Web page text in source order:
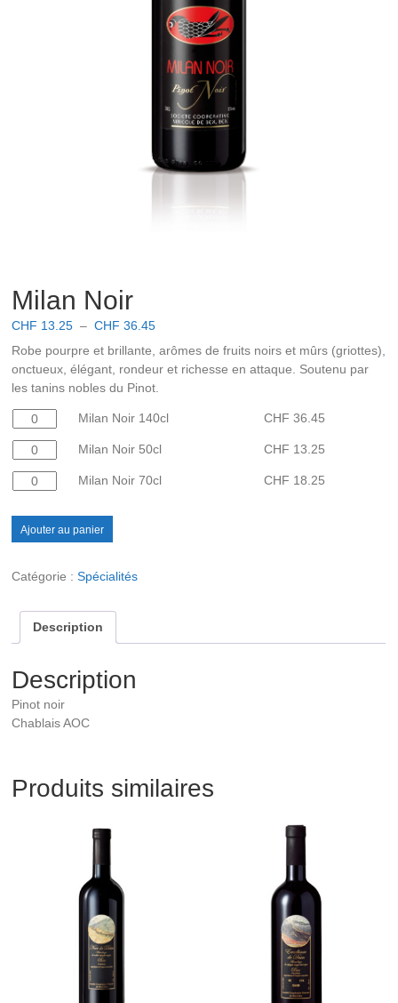
Milan Noir
CHF 13.25 – CHF 36.45Plage
prix :
CHF 36.45
Robe pourpre et brillante, arômes de fruits noirs et mûrs (griottes),
onctueux, élégant, rondeur et richesse en attaque. Soutenu par
les tanins nobles du Pinot.
quantité
Milan
Noir
140cl
Milan Noir 140cl CHF 36.45
quantité
Milan
50cl
Milan Noir 50cl CHF 13.25
quantité
Milan
Noir
Milan Noir 70cl CHF 18.25
Ajouter au panier
Catégorie :Spécialités
Description
Description
Pinot noir
Chablais AOC
Produits similaires